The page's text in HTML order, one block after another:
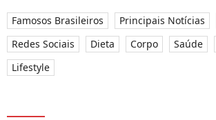
Famosos Brasileiros Principais Notícias
Redes Sociais
Dieta Corpo Saúde
Lifestyle